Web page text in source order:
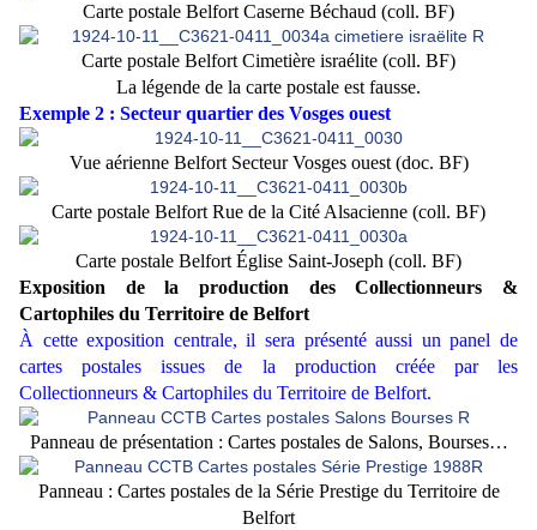
Carte postale Belfort Caserne Béchaud (coll. BF)
Carte postale Belfort Cimetière israélite (coll. BF)
La légende de la carte postale est fausse.
Exemple 2 : Secteur quartier des Vosges ouest
Vue aérienne Belfort Secteur Vosges ouest (doc. BF)
Carte postale Belfort Rue de la Cité Alsacienne (coll. BF)
Carte postale Belfort Église Saint-Joseph (coll. BF)
Exposition de la production des Collectionneurs &
Cartophiles du Territoire de Belfort
À cette exposition centrale, il sera présenté aussi un panel de
cartes postales issues de la production créée par les
Collectionneurs & Cartophiles du Territoire de Belfort.
Panneau de présentation : Cartes postales de Salons, Bourses…
Panneau : Cartes postales de la Série Prestige du Territoire de
Belfort